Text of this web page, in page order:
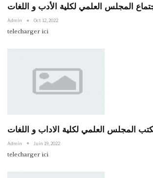
المجلس العلمي لكلية الأدب و اللغات
Admin Oct 12, 2022
telecharger ici
المجلس العلمي لكلية الاداب و اللغات
Admin Juin 19, 2022
telecharger ici